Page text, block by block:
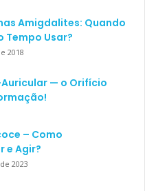
Amigdalites: Quando
Tempo Usar?
2018
— o Orifício
– Como
e Agir?
2023